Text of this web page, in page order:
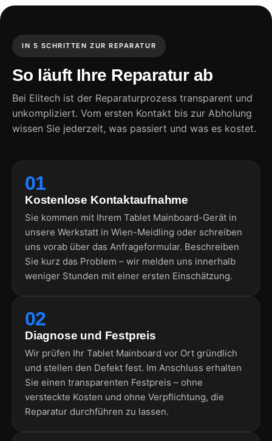
IN 5 SCHRITTEN ZUR REPARATUR
So läuft Ihre Reparatur ab
Bei Elitech ist der Reparaturprozess transparent und
unkompliziert. Vom ersten Kontakt bis zur Abholung
wissen Sie jederzeit, was passiert und was es kostet.
01
Kostenlose Kontaktaufnahme
Sie kommen mit Ihrem Tablet Mainboard-Gerät in
unsere Werkstatt in Wien-Meidling oder schreiben
uns vorab über das Anfrageformular. Beschreiben
Sie kurz das Problem – wir melden uns innerhalb
weniger Stunden mit einer ersten Einschätzung.
02
Diagnose und Festpreis
Wir prüfen Ihr Tablet Mainboard vor Ort gründlich
und stellen den Defekt fest. Im Anschluss erhalten
Sie einen transparenten Festpreis – ohne
versteckte Kosten und ohne Verpflichtung, die
Reparatur durchführen zu lassen.